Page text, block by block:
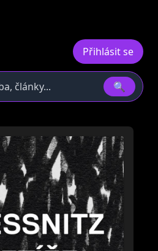
Přihlásit se
🔍